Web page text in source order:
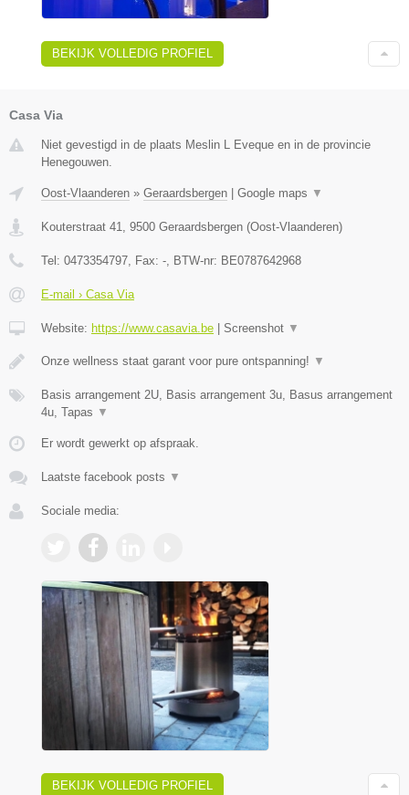
BEKIJK VOLLEDIG PROFIEL
Casa Via
Niet gevestigd in de plaats Meslin L Eveque en in de provincie
Henegouwen.
Oost-Vlaanderen » Geraardsbergen Google maps ▼
Kouterstraat 41 9500 Geraardsbergen (Oost-Vlaanderen)
Tel: 0473354797 , Fax: - , BTW-nr: BE0787642968
E-mail › Casa Via
Website: https://www.casavia.be Screenshot ▼
Onze wellness staat garant voor pure ontspanning! ▼
Basis arrangement 2U, Basis arrangement 3u, Basus arrangement
4u, Tapas ▼
Er wordt gewerkt op afspraak.
Laatste facebook posts ▼
Sociale media:
BEKIJK VOLLEDIG PROFIEL